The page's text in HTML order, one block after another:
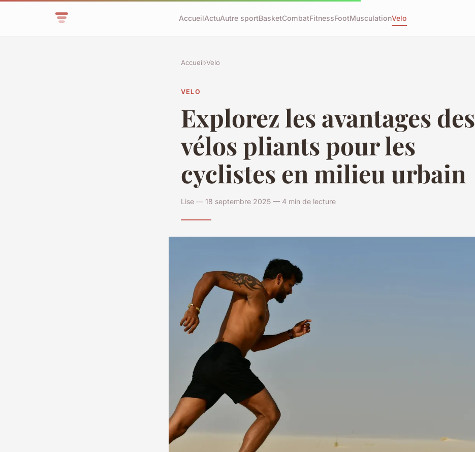
AccueilActuAutre sportBasketCombatFitnessFootMusculationVelo
Accueil›Velo
VELO
Explorez les avantages des
vélos pliants pour les
cyclistes en milieu urbain
Lise — 18 septembre 2025 — 4 min de lecture